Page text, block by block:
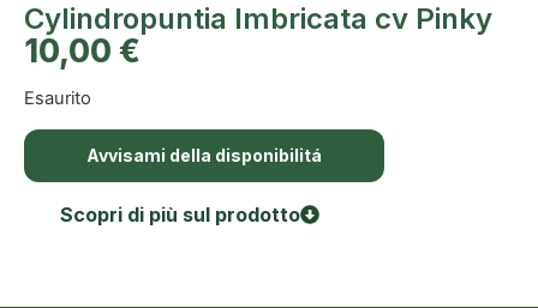
Cylindropuntia Imbricata cv Pinky
10,00 €
Esaurito
Avvisami della disponibilitá
Scopri di più sul prodotto